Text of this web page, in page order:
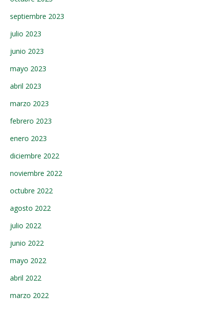
septiembre 2023
julio 2023
junio 2023
mayo 2023
abril 2023
marzo 2023
febrero 2023
enero 2023
diciembre 2022
noviembre 2022
octubre 2022
agosto 2022
julio 2022
junio 2022
mayo 2022
abril 2022
marzo 2022